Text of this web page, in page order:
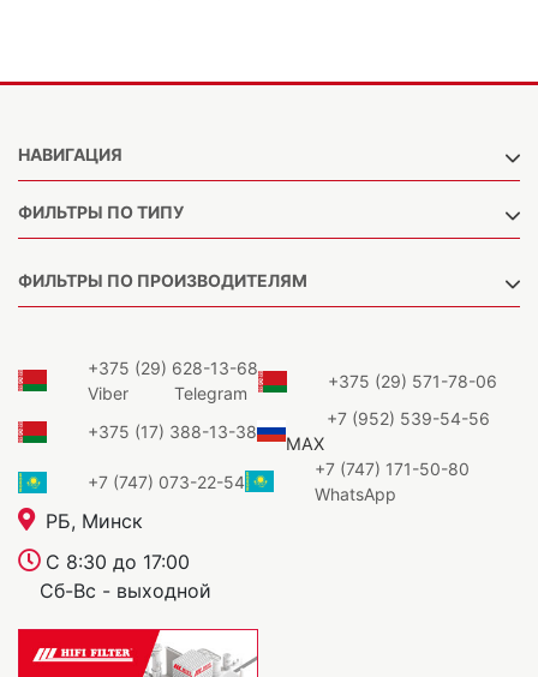
НАВИГАЦИЯ
ФИЛЬТРЫ ПО ТИПУ
ФИЛЬТРЫ ПО ПРОИЗВОДИТЕЛЯМ
+375 (29) 628-13-68
Viber
Telegram
+375 (29) 571-78-06
+375 (17) 388-13-38
+7 (952) 539-54-56
MAX
+7 (747) 073-22-54
+7 (747) 171-50-80
WhatsApp
РБ, Минск
С 8:30 до 17:00
Сб-Вс - выходной